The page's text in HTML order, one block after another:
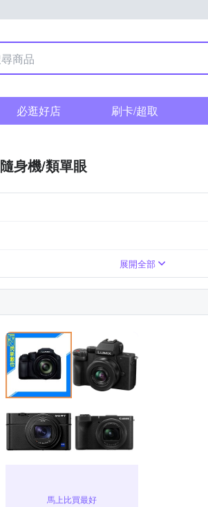
必逛好店 刷卡/超取
隨身機/類單眼
展開全部
馬上比買最好